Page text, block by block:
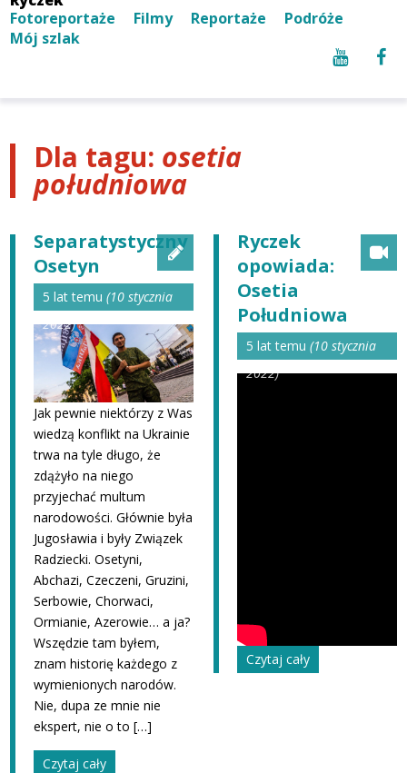
Fotoreportaże
Filmy Reportaże
Podróże
Mój szlak
Dla tagu: osetia
południowa
Separatystyczny
Osetyn
5 lat temu(10 stycznia
2022)
Jak pewnie niektórzy z Was
wiedzą konflikt na Ukrainie
trwa na tyle długo, że
zdążyło na niego
przyjechać multum
narodowości. Głównie była
Jugosławia i były Związek
Radziecki. Osetyni,
Abchazi, Czeczeni, Gruzini,
Serbowie, Chorwaci,
Ormianie, Azerowie… a ja?
Wszędzie tam byłem,
znam historię każdego z
wymienionych narodów.
Nie, dupa ze mnie nie
ekspert, nie o to […]
Czytaj cały
Ryczek
opowiada:
Osetia
Południowa
5 lat temu (10 stycznia
2022)
Czytaj cały